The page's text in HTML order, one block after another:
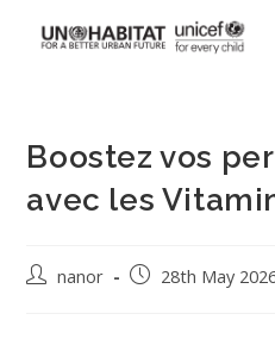
Boostez vos
avec les
nanor 28th May